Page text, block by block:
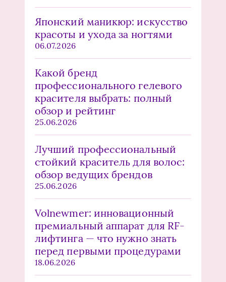
Японский маникюр: искусство
красоты и ухода за ногтями
06.07.2026
Какой бренд
профессионального гелевого
красителя выбрать: полный
обзор и рейтинг
25.06.2026
Лучший профессиональный
стойкий краситель для волос:
обзор ведущих брендов
25.06.2026
Volnewmer: инновационный
премиальный аппарат для RF-
лифтинга — что нужно знать
перед первыми процедурами
18.06.2026